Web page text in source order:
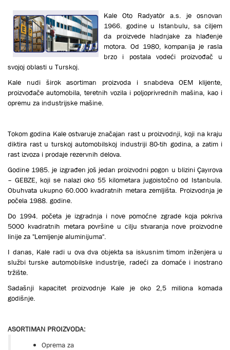
Kale Oto Radyatör a.s. je osnovan
1966. godine u Istanbulu, sa ciljem
da proizvede hladnjake za hlađenje
motora. Od 1980, kompanija je rasla
brzo i postala vodeći proizvođač u
svojoj oblasti u Turskoj.
Кale nudi širok asortiman proizvoda i snabdeva OEM klijente,
proizvođače automobila, teretnih vozila i poljoprivrednih mašina, kao i
opremu za industrijske mašine.
Tokom godina Кale ostvaruje značajan rast u proizvodnji, koji na kraju
diktira rast u turskoj automobilskoj industriji 80-tih godina, a zatim i
rast izvoza i prodaje rezervnih delova.
Godine 1985. je izgrađen još jedan proizvodni pogon u blizini Çayırova
– GEBZE, koji se nalazi oko 55 kilometara jugoistočno od Istanbula.
Obuhvata ukupno 60.000 kvadratnih metara zemljišta. Proizvodnja je
počela 1988. godine.
Do 1994. početa je izgradnja i nove pomoćne zgrade koja pokriva
5000 kvadratnih metara površine u cilju stvaranja nove proizvodne
linije za "Lemljenje aluminijuma".
I danas, Кale radi u ova dva objekta sa iskusnim timom inženjera u
službi turske automobilske industrije, radeći za domaće i inostrano
tržište.
Sadašnji kapacitet proizvodnje Кale je oko 2,5 miliona komada
godišnje.
ASORTIMAN PROIZVODA:
Oprema za